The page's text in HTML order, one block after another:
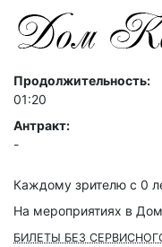
Продолжительность:
01:20
Антракт:
-
Каждому зрителю c 0
На мероприятиях в
БИЛЕТЫ БЕЗ